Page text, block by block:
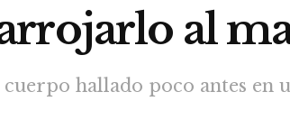
al
hallado poco antes en